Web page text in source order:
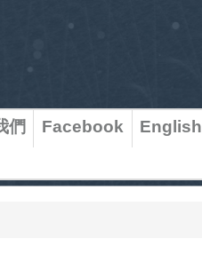
們 Facebook English